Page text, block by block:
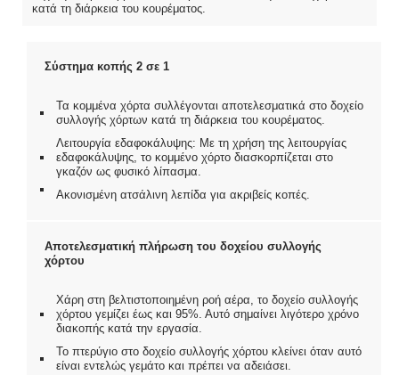
κατά τη διάρκεια του κουρέματος.
Σύστημα κοπής 2 σε 1
Τα κομμένα χόρτα συλλέγονται αποτελεσματικά στο δοχείο
συλλογής χόρτων κατά τη διάρκεια του κουρέματος.
Λειτουργία εδαφοκάλυψης: Με τη χρήση της λειτουργίας
εδαφοκάλυψης, το κομμένο χόρτο διασκορπίζεται στο
γκαζόν ως φυσικό λίπασμα.
Ακονισμένη ατσάλινη λεπίδα για ακριβείς κοπές.
Αποτελεσματική πλήρωση του δοχείου συλλογής
χόρτου
Χάρη στη βελτιστοποιημένη ροή αέρα, το δοχείο συλλογής
χόρτου γεμίζει έως και 95%. Αυτό σημαίνει λιγότερο χρόνο
διακοπής κατά την εργασία.
Το πτερύγιο στο δοχείο συλλογής χόρτου κλείνει όταν αυτό
είναι εντελώς γεμάτο και πρέπει να αδειάσει.